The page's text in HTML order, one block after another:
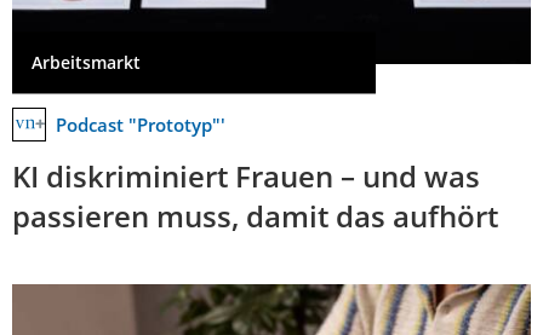
Arbeitsmarkt
Podcast "Prototyp"'
KI diskriminiert Frauen – und was
passieren muss, damit das aufhört